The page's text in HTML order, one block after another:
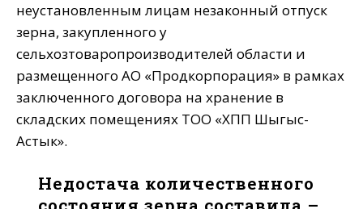
неустановленным лицам незаконный отпуск
зерна, закупленного у
сельхозтоваропроизводителей области и
размещенного АО «Продкорпорация» в рамках
заключенного договора на хранение в
складских помещениях ТОО «ХПП Шыгыс-
Астык».
Недостача количественного